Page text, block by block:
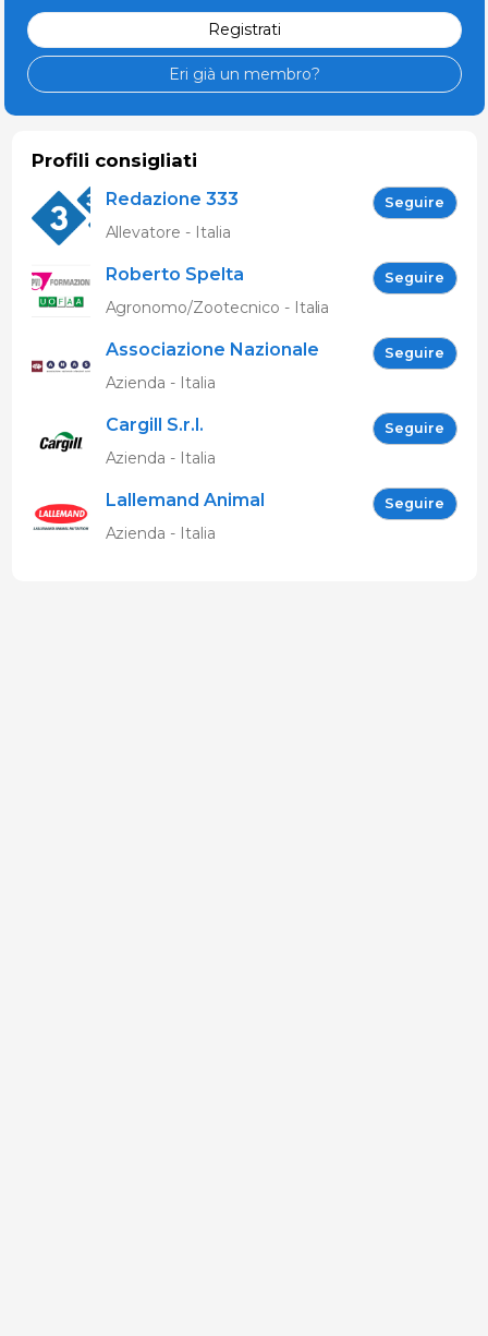
Registrati
Eri già un membro?
Profili consigliati
Redazione 333 Seguire
Allevatore - Italia
Roberto Spelta Seguire
Agronomo/Zootecnico - Italia
Associazione Nazionale
Allevatori Suini (ANAS)
Seguire
Azienda - Italia
Cargill S.r.l. Seguire
Azienda - Italia
Lallemand Animal
Nutrition
Seguire
Azienda - Italia